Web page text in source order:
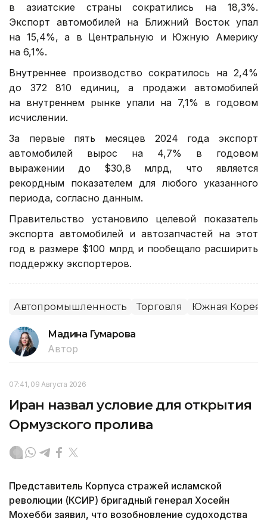
в азиатские страны сократились на 18,3%.
Экспорт автомобилей на Ближний Восток упал
на 15,4%, а в Центральную и Южную Америку
на 6,1%.
Внутреннее производство сократилось на 2,4%
до 372 810 единиц, а продажи автомобилей
на внутреннем рынке упали на 7,1% в годовом
исчислении.
За первые пять месяцев 2024 года экспорт
автомобилей вырос на 4,7% в годовом
выражении до $30,8 млрд, что является
рекордным показателем для любого указанного
периода, согласно данным.
Правительство установило целевой показатель
экспорта автомобилей и автозапчастей на этот
год в размере $100 млрд и пообещало расширить
поддержку экспортеров.
Автопромышленность Торговля Южная Корея
Мадина Гумарова
Автор
07:41, 09 Августа 2026
Иран назвал условие для открытия
Ормузского пролива
Представитель Корпуса стражей исламской
революции (КСИР) бригадный генерал Хосейн
Мохебби заявил, что возобновление судоходства